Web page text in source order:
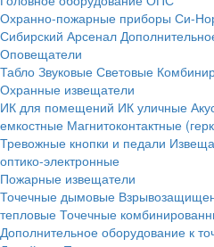
Охранно-пожарные приборы Си-
Сибирский Арсенал
Оповещатели
Табло Звуковые Световые
Охранные извещатели
ИК для помещений ИК уличные
емкостные Магнитоконтактные
Тревожные кнопки и педали
оптико-электронные
Пожарные извещатели
Точечные дымовые
тепловые Точечные
Дополнительное оборудование к